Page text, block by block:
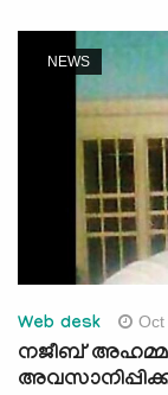
NEWS
Web desk Oct
നജീബ്